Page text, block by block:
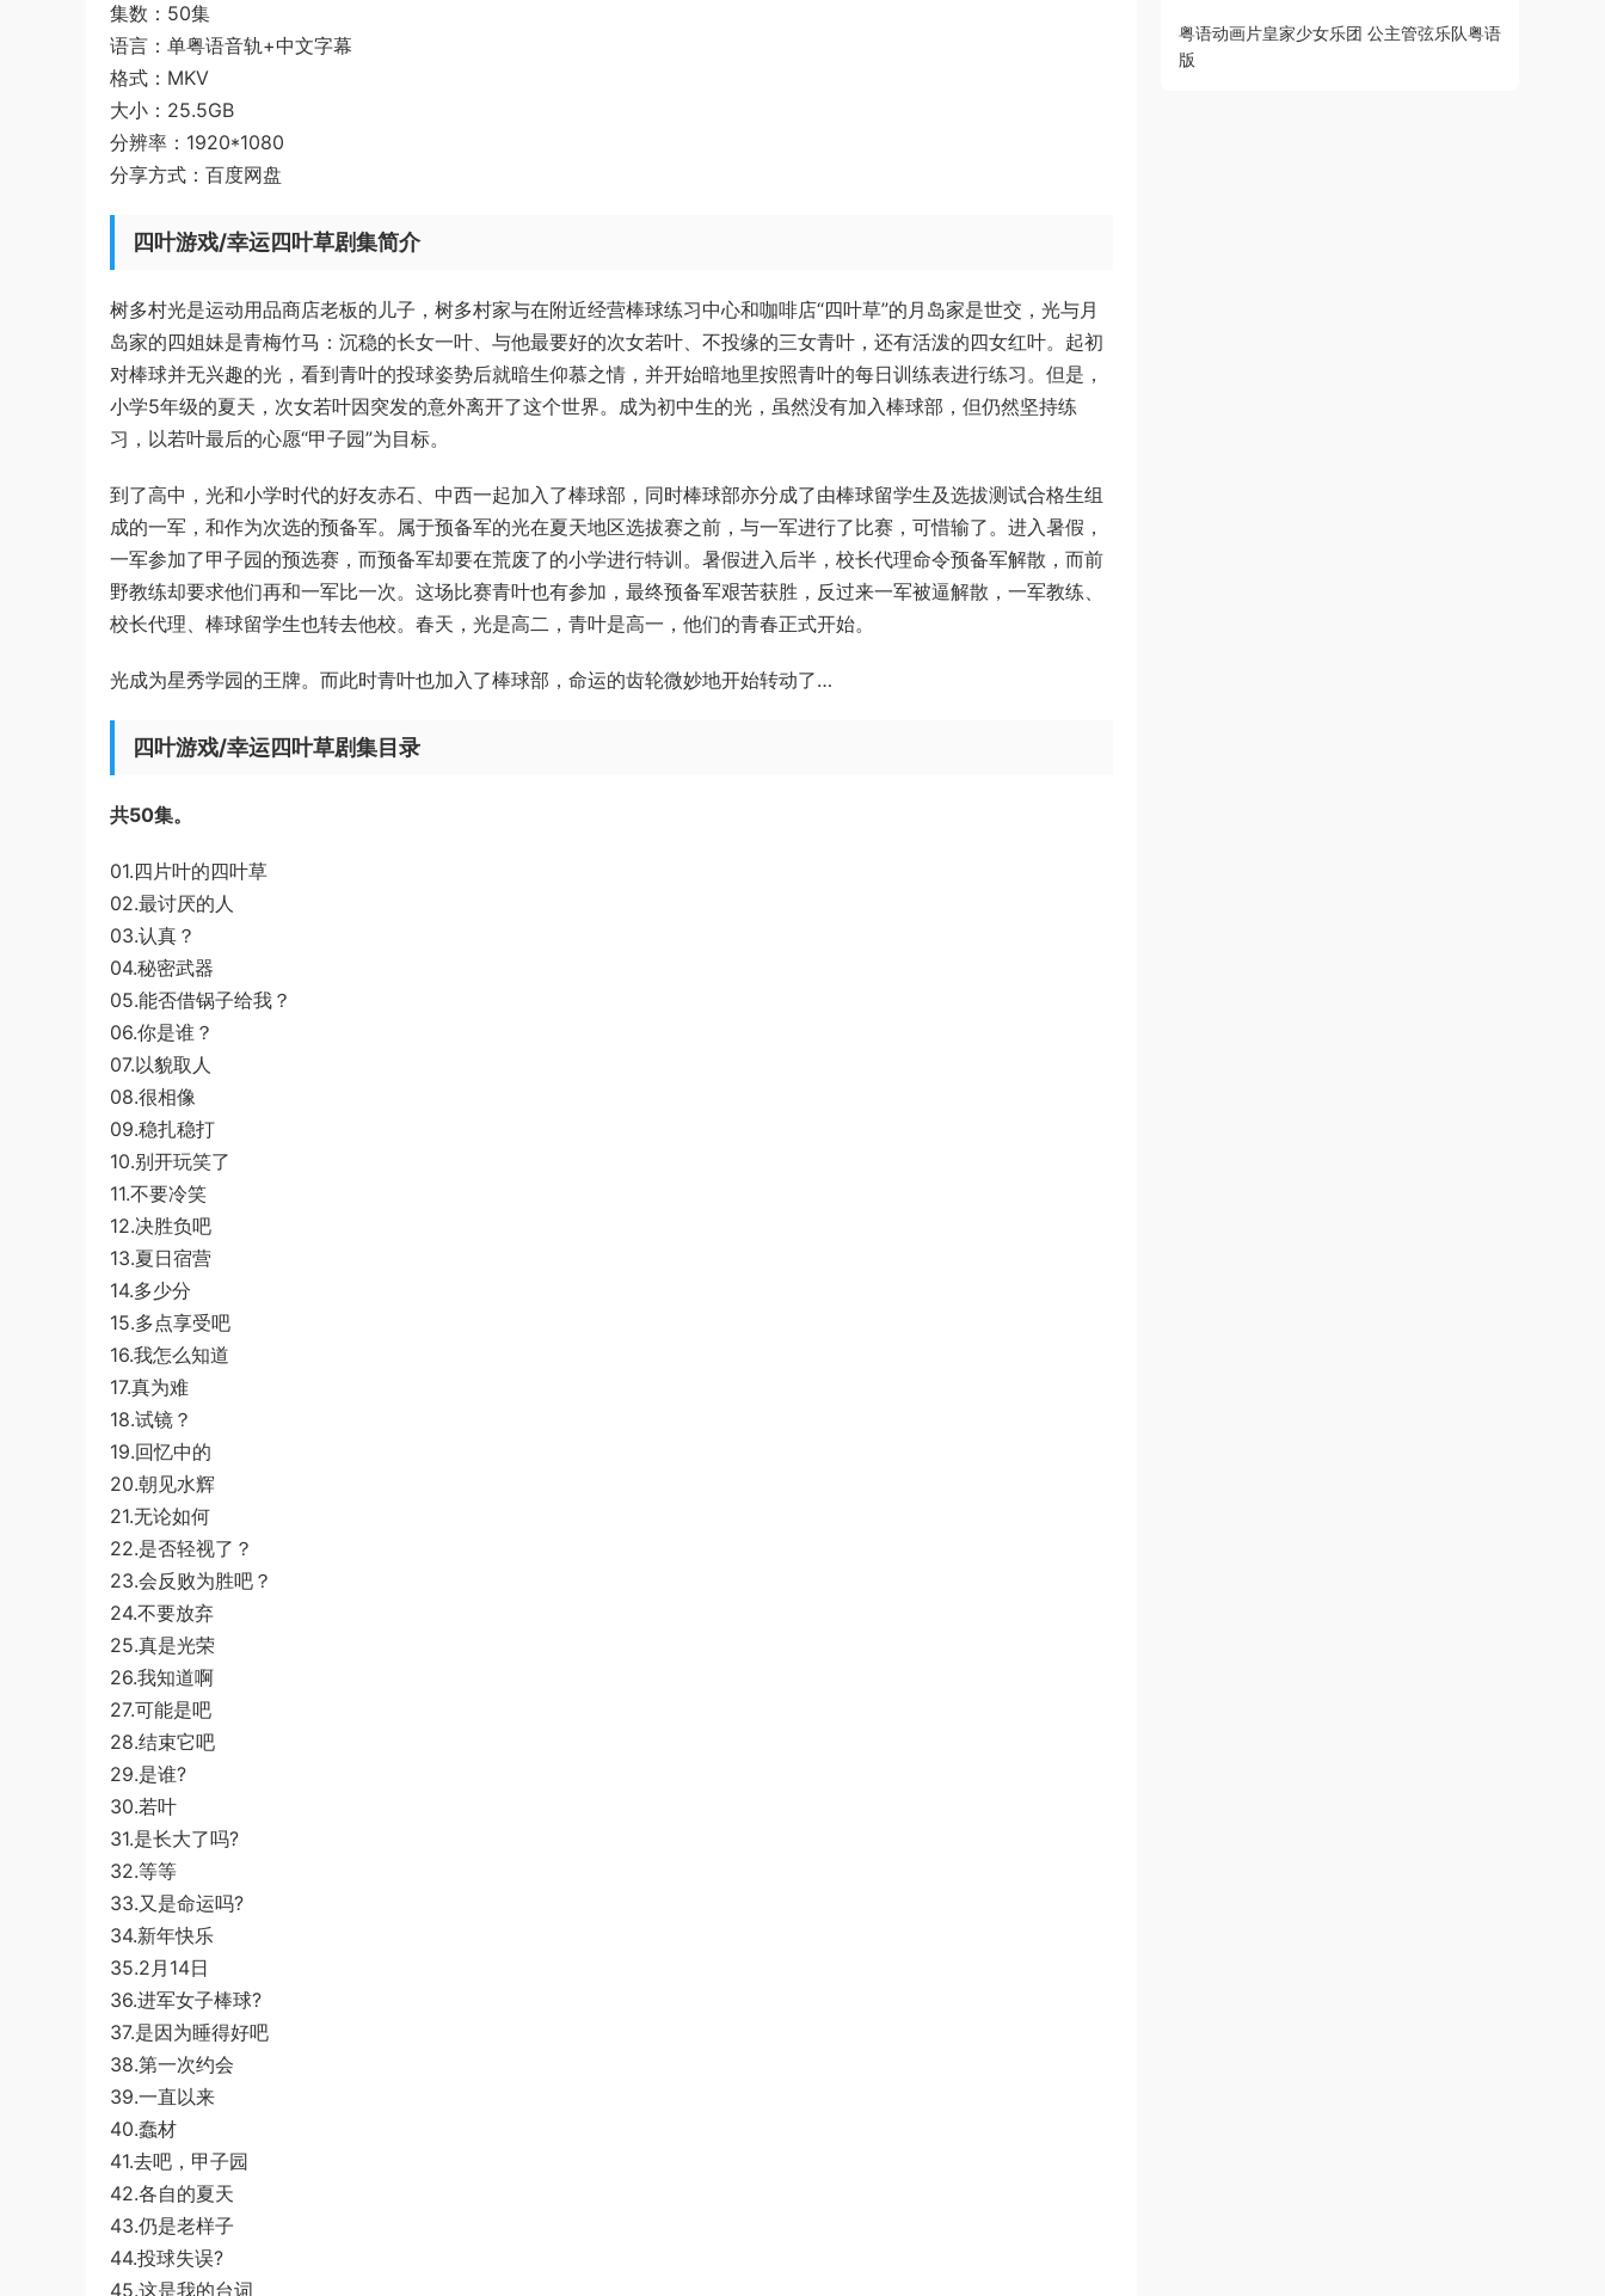
集数：50集
语言：单粤语音轨+中文字幕
格式：MKV
大小：25.5GB
分辨率：1920*1080
分享方式：百度网盘
四叶游戏/幸运四叶草剧集简介
树多村光是运动用品商店老板的儿子，树多村家与在附近经营棒球练习中心和咖啡店“四叶草”的月岛家是世交，光与月
岛家的四姐妹是青梅竹马：沉稳的长女一叶、与他最要好的次女若叶、不投缘的三女青叶，还有活泼的四女红叶。起初
对棒球并无兴趣的光，看到青叶的投球姿势后就暗生仰慕之情，并开始暗地里按照青叶的每日训练表进行练习。但是，
小学5年级的夏天，次女若叶因突发的意外离开了这个世界。成为初中生的光，虽然没有加入棒球部，但仍然坚持练
习，以若叶最后的心愿“甲子园”为目标。
到了高中，光和小学时代的好友赤石、中西一起加入了棒球部，同时棒球部亦分成了由棒球留学生及选拔测试合格生组
成的一军，和作为次选的预备军。属于预备军的光在夏天地区选拔赛之前，与一军进行了比赛，可惜输了。进入暑假，
一军参加了甲子园的预选赛，而预备军却要在荒废了的小学进行特训。暑假进入后半，校长代理命令预备军解散，而前
野教练却要求他们再和一军比一次。这场比赛青叶也有参加，最终预备军艰苦获胜，反过来一军被逼解散，一军教练、
校长代理、棒球留学生也转去他校。春天，光是高二，青叶是高一，他们的青春正式开始。
光成为星秀学园的王牌。而此时青叶也加入了棒球部，命运的齿轮微妙地开始转动了…
四叶游戏/幸运四叶草剧集目录
共50集。
01.四片叶的四叶草
02.最讨厌的人
03.认真？
04.秘密武器
05.能否借锅子给我？
06.你是谁？
07.以貌取人
08.很相像
09.稳扎稳打
10.别开玩笑了
11.不要冷笑
12.决胜负吧
13.夏日宿营
14.多少分
15.多点享受吧
16.我怎么知道
17.真为难
18.试镜？
19.回忆中的
20.朝见水辉
21.无论如何
22.是否轻视了？
23.会反败为胜吧？
24.不要放弃
25.真是光荣
26.我知道啊
27.可能是吧
28.结束它吧
29.是谁?
30.若叶
31.是长大了吗?
32.等等
33.又是命运吗?
34.新年快乐
35.2月14日
36.进军女子棒球?
37.是因为睡得好吧
38.第一次约会
39.一直以来
40.蠢材
41.去吧，甲子园
42.各自的夏天
43.仍是老样子
44.投球失误?
45.这是我的台词
粤语动画片皇家少女乐团 公主管弦乐队粤语
版